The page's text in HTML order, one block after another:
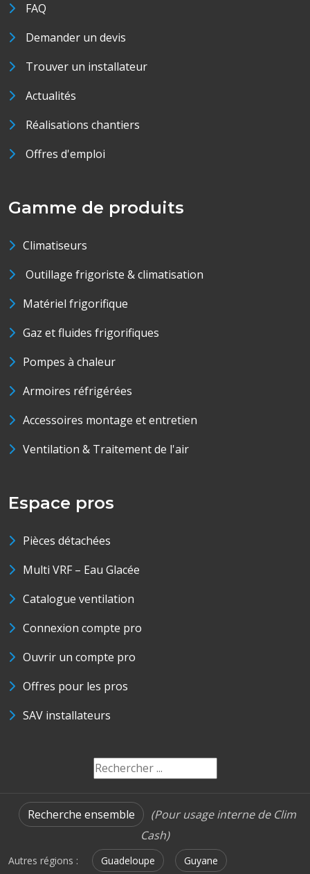
FAQ
Demander un devis
Trouver un installateur
Actualités
Réalisations chantiers
Offres d'emploi
Gamme de produits
Climatiseurs
Outillage frigoriste & climatisation
Matériel frigorifique
Gaz et fluides frigorifiques
Pompes à chaleur
Armoires réfrigérées
Accessoires montage et entretien
Ventilation & Traitement de l'air
Espace pros
Pièces détachées
Multi VRF – Eau Glacée
Catalogue ventilation
Connexion compte pro
Ouvrir un compte pro
Offres pour les pros
SAV installateurs
Recherche ensemble
(Pour usage interne de Clim
Cash)
Autres régions : Guadeloupe Guyane